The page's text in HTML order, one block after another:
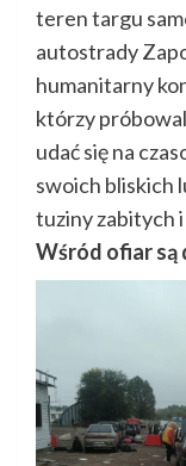
teren targu
autostrady
humanitarny
którzy
udać się na
swoich bliskich
tuziny zabitych
Wśród ofiar są